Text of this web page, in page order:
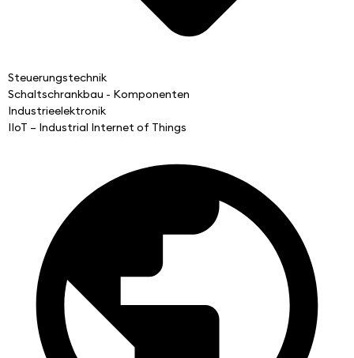
Steuerungstechnik
Schaltschrankbau - Komponenten
Industrieelektronik
IIoT – Industrial Internet of Things